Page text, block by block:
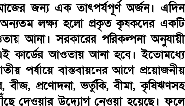
জন্য এক তাৎপর্যপূর্ণ অর্জন। এদিন
অন্যতম লক্ষ্য হলো প্রকৃত কৃষকদের একটি
আনা। সরকারের পরিকল্পনা অনুযায়ী
কার্ডের আওতায় আনা হবে। ইতোমধ্যে
পর্যায়ে বাস্তবায়নের আগে প্রয়োজনীয়
বীজ, প্রণোদনা, ভর্তুকি, বীমা, কৃষিঋণসহ
দেওয়ার উদ্যোগ নেওয়া হয়েছে। ফলে